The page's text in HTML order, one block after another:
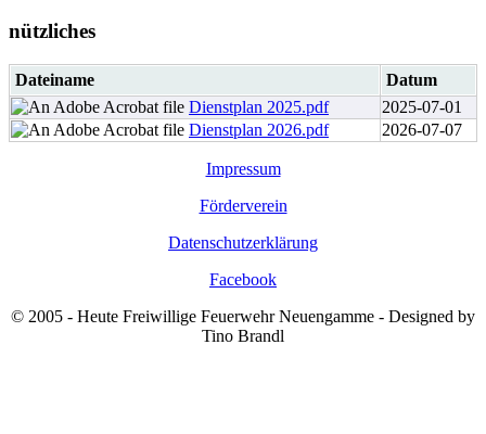
nützliches
Dateiname
Datum
Dienstplan 2025.pdf
2025-07-01
Dienstplan 2026.pdf
2026-07-07
Impressum
Förderverein
Datenschutzerklärung
Facebook
© 2005 - Heute Freiwillige Feuerwehr Neuengamme - Designed by
Tino Brandl